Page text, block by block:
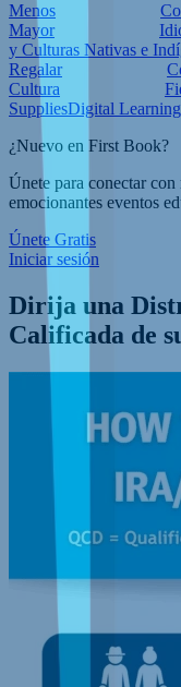
Menos
Mayor
y Culturas Nativas e
Regalar
Cultura
SuppliesDigital Learning
¿Nuevo en First Book?
Únete para conectar con
emocionantes eventos
Únete Gratis
Iniciar sesión
Dirija una
Calificada de